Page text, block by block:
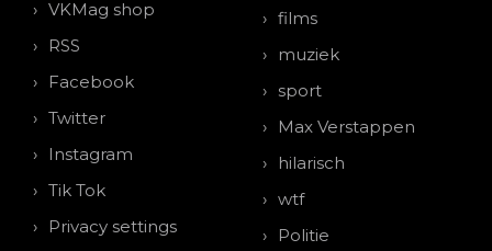
VKMag shop
RSS
Facebook
Twitter
Instagram
Tik Tok
Privacy settings
films
muziek
sport
Max Verstappen
hilarisch
wtf
Politie